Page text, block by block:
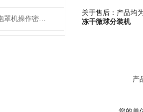
解锁半自动小型泡罩机操作密码：简单几步，效率直接拉满！
关于售后：产品均
冻干微球分装机
产